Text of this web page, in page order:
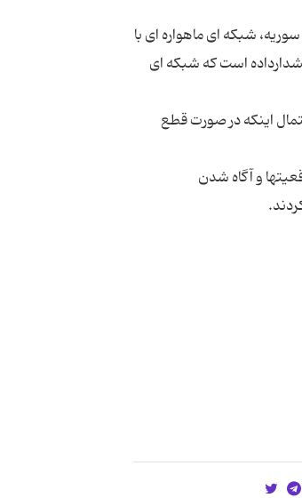
شبکه ای ماهواره ای با
است که شبکه ای
اینکه در صورت قطع
و آگاه شدن